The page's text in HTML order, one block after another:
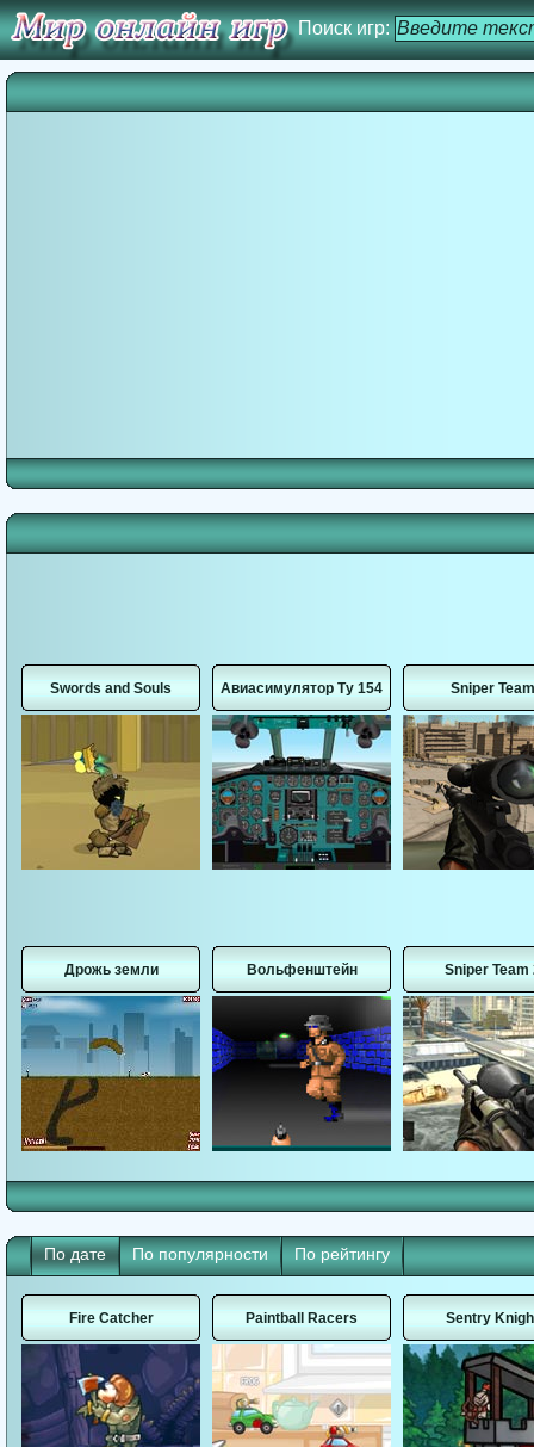
Поиск игр:
Swords and Souls Авиасимулятор Ту 154 Sniper Team
Дрожь земли Вольфенштейн Sniper Team
По дате По популярности По рейтингу
Fire Catcher Paintball Racers Sentry